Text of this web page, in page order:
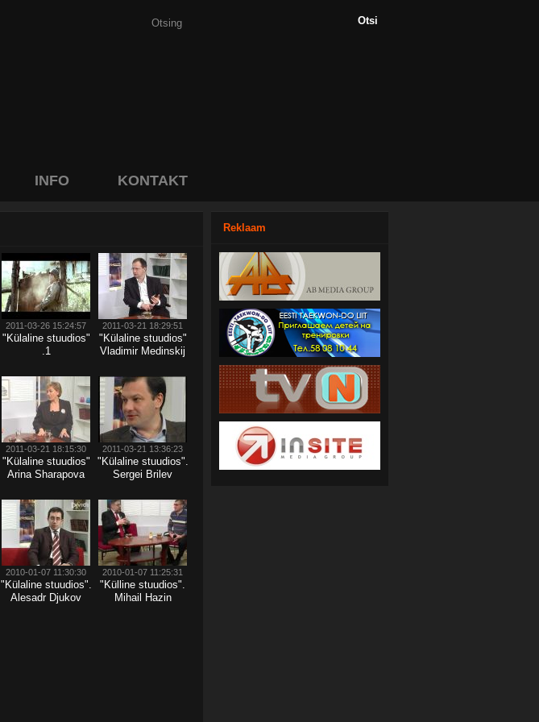
INFO KONTAKT
2011-03-26 15:24:57
"Külaline stuudios"
.1
2011-03-21 18:29:51
"Külaline stuudios"
Vladimir Medinskij
2011-03-21 18:15:30
"Külaline stuudios"
Arina Sharapova
2011-03-21 13:36:23
"Külaline stuudios".
Sergei Brilev
2010-01-07 11:30:30
"Külaline stuudios".
Alesadr Djukov
2010-01-07 11:25:31
"Külline stuudios".
Mihail Hazin
Reklaam